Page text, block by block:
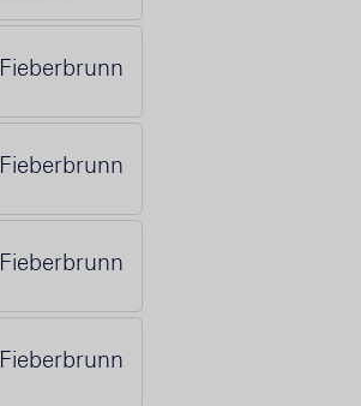
Fieberbrunn
Fieberbrunn
Fieberbrunn
Fieberbrunn